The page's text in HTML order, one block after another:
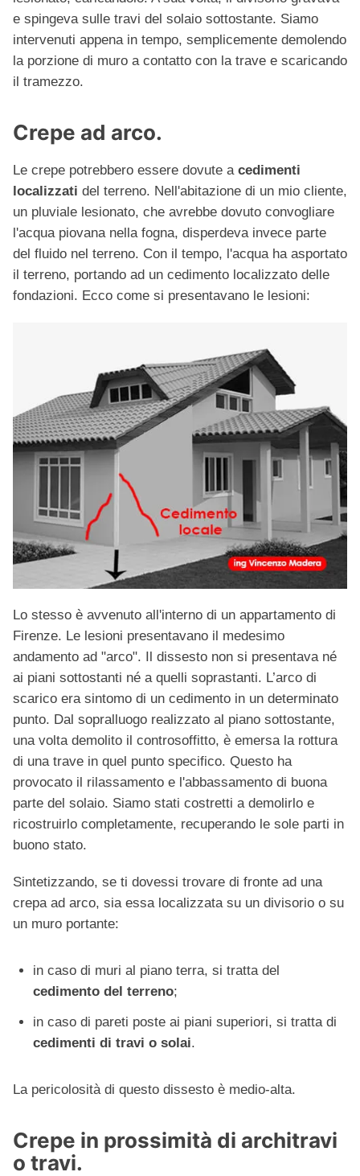
e spingeva sulle travi del solaio sottostante. Siamo
intervenuti appena in tempo, semplicemente demolendo
la porzione di muro a contatto con la trave e scaricando
il tramezzo.
Crepe ad arco.
Le crepe potrebbero essere dovute a cedimenti
localizzati del terreno. Nell'abitazione di un mio cliente,
un pluviale lesionato, che avrebbe dovuto convogliare
l'acqua piovana nella fogna, disperdeva invece parte
del fluido nel terreno. Con il tempo, l'acqua ha asportato
il terreno, portando ad un cedimento localizzato delle
fondazioni. Ecco come si presentavano le lesioni:
Lo stesso è avvenuto all'interno di un appartamento di
Firenze. Le lesioni presentavano il medesimo
andamento ad "arco". Il dissesto non si presentava né
ai piani sottostanti né a quelli soprastanti. L’arco di
scarico era sintomo di un cedimento in un determinato
punto. Dal sopralluogo realizzato al piano sottostante,
una volta demolito il controsoffitto, è emersa la rottura
di una trave in quel punto specifico. Questo ha
provocato il rilassamento e l'abbassamento di buona
parte del solaio. Siamo stati costretti a demolirlo e
ricostruirlo completamente, recuperando le sole parti in
buono stato.
Sintetizzando, se ti dovessi trovare di fronte ad una
crepa ad arco, sia essa localizzata su un divisorio o su
un muro portante:
in caso di muri al piano terra, si tratta del
cedimento del terreno;
in caso di pareti poste ai piani superiori, si tratta di
cedimenti di travi o solai.
La pericolosità di questo dissesto è medio-alta.
Crepe in prossimità di architravi
o travi.